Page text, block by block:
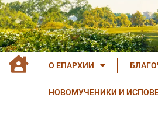
О ЕПАРХИИ
НОВОМУЧЕНИКИ И